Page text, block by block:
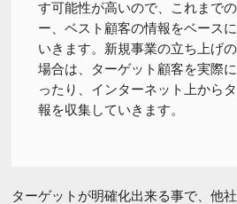
す可能性が高いので、これまで
ー、ベスト顧客の情報をベース
いきます。新規事業の立ち上げ
場合は、ターゲット顧客を実際
ったり、インターネット上から
報を収集していきます。
ターゲットが明確化出来る事で、他